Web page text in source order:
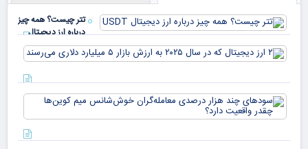
تتر چیست؟ همه چیز
درباره ارز دیجیتال
USDT